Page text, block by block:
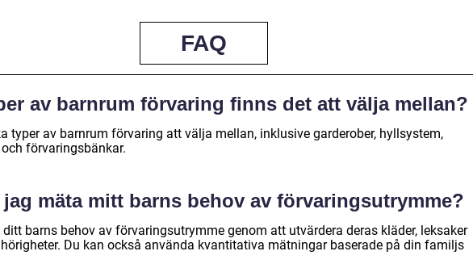
FAQ
av barnrum förvaring finns det att välja mellan?
typer av barnrum förvaring att välja mellan, inklusive garderober, hyllsystem,
förvaringsbänkar.
jag mäta mitt barns behov av förvaringsutrymme?
barns behov av förvaringsutrymme genom att utvärdera deras kläder, leksaker
Du kan också använda kvantitativa mätningar baserade på din familjs